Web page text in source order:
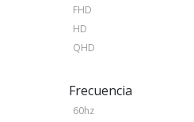
FHD
HD
QHD
Frecuencia
60hz